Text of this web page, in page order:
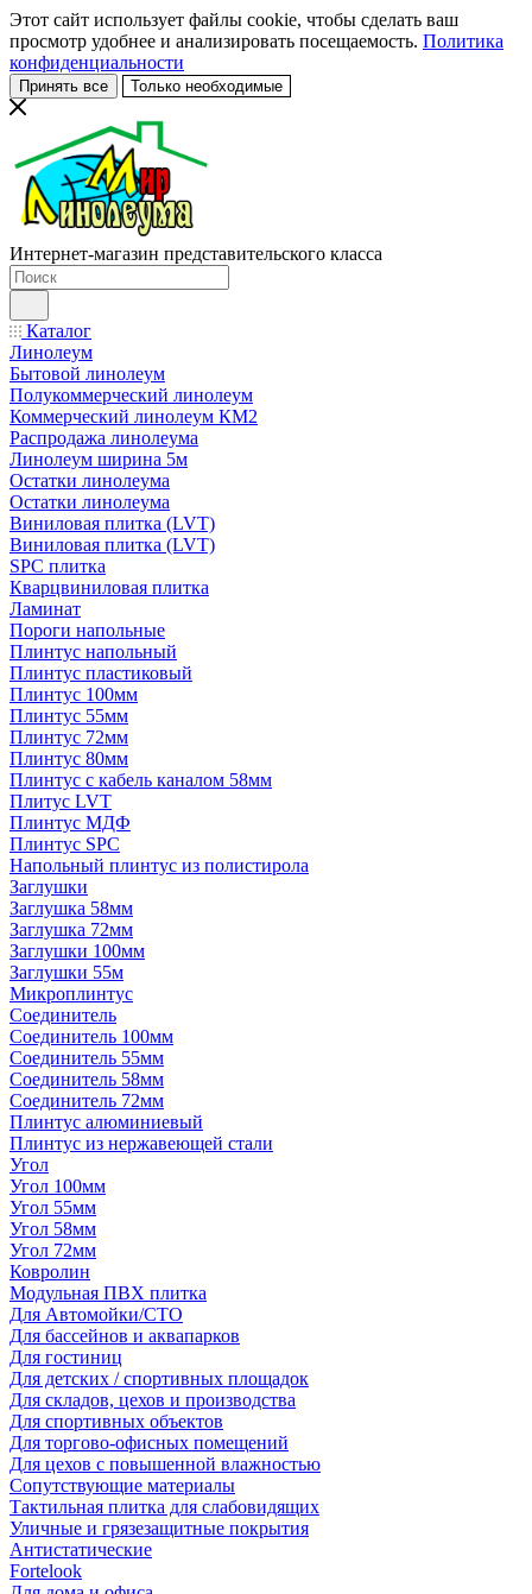
Этот сайт использует файлы cookie, чтобы сделать ваш
просмотр удобнее и анализировать посещаемость. Политика
конфиденциальности
Принять все Только необходимые
Интернет-магазин представительского класса
Каталог
Линолеум
Бытовой линолеум
Полукоммерческий линолеум
Коммерческий линолеум КМ2
Распродажа линолеума
Линолеум ширина 5м
Остатки линолеума
Остатки линолеума
Виниловая плитка (LVT)
Виниловая плитка (LVT)
SPC плитка
Кварцвиниловая плитка
Ламинат
Пороги напольные
Плинтус напольный
Плинтус пластиковый
Плинтус 100мм
Плинтус 55мм
Плинтус 72мм
Плинтус 80мм
Плинтус с кабель каналом 58мм
Плитус LVT
Плинтус МДФ
Плинтус SPC
Напольный плинтус из полистирола
Заглушки
Заглушка 58мм
Заглушка 72мм
Заглушки 100мм
Заглушки 55м
Микроплинтус
Соединитель
Соединитель 100мм
Соединитель 55мм
Соединитель 58мм
Соединитель 72мм
Плинтус алюминиевый
Плинтус из нержавеющей стали
Угол
Угол 100мм
Угол 55мм
Угол 58мм
Угол 72мм
Ковролин
Модульная ПВХ плитка
Для Автомойки/СТО
Для бассейнов и аквапарков
Для гостиниц
Для детских / спортивных площадок
Для складов, цехов и производства
Для спортивных объектов
Для торгово-офисных помещений
Для цехов с повышенной влажностью
Сопутствующие материалы
Тактильная плитка для слабовидящих
Уличные и грязезащитные покрытия
Антистатические
Fortelook